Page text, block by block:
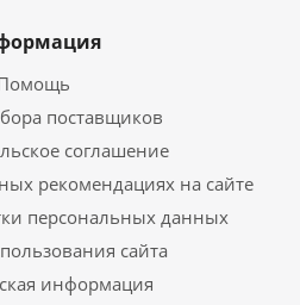
поставщиков
соглашение
рекомендациях на сайте
персональных данных
сайта
информация